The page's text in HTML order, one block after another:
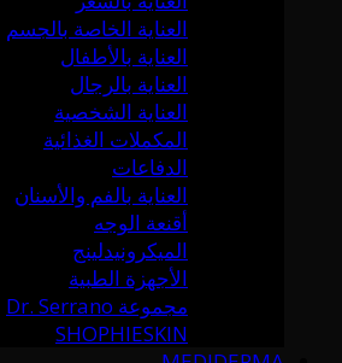
العناية الخاصة بالجسم
العناية بالأطفال
العناية بالرجال
العناية الشخصية
المكملات الغذائية
الدفاعات
العناية بالفم والأسنان
أقنعة الوجه
الميكرونيدلينج
الأجهزة الطبية
مجموعة Dr. Serrano
SHOPHIESKIN